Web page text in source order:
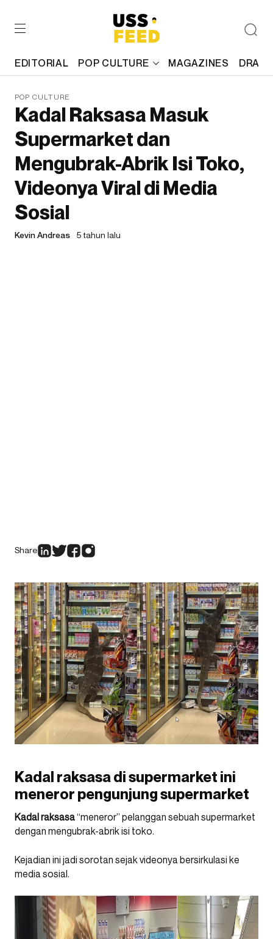
EDITORIAL POP CULTURE MAGAZINES
POP CULTURE
Kadal Raksasa Masuk
Supermarket dan
Mengubrak-Abrik Isi Toko,
Videonya Viral di Media
Sosial
Kevin Andreas 5 tahun lalu
Share
Kadal raksasa di supermarket ini
meneror pengunjung supermarket
Kadal raksasa“meneror” pelanggan sebuah supermarket
dengan mengubrak-abrik isi toko.
Kejadian ini jadi sorotan sejak videonya bersirkulasi ke
media sosial.